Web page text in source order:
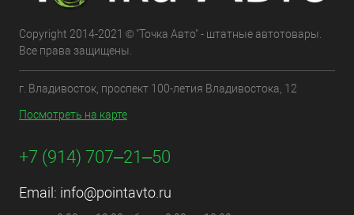
Copyright 2014-2021 © "Точка Авто" - штатные автотовары.
Все права защищены.
г. Владивосток, проспект 100-летия Владивостока, 12
Посмотреть на карте
+7 (914) 707‒21‒50
Email: info@pointavto.ru